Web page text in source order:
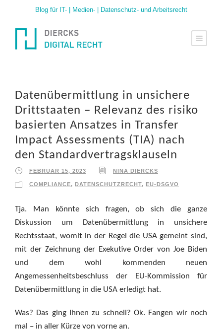
Blog für IT- | Medien- | Datenschutz- und Arbeitsrecht
Datenübermittlung in unsichere
Drittstaaten – Relevanz des risiko
basierten Ansatzes in Transfer
Impact Assessments (TIA) nach
den Standardvertragsklauseln
FEBRUAR 15, 2023 NINA DIERCKS
COMPLIANCE, DATENSCHUTZRECHT, EU-DSGVO
Tja. Man könnte sich fragen, ob sich die ganze
Diskussion um Datenübermittlung in unsichere
Rechtsstaat, womit in der Regel die USA gemeint sind,
mit der Zeichnung der Exekutive Order von Joe Biden
und dem wohl kommenden neuen
Angemessenheitsbeschluss der EU-Kommission für
Datenübermittlung in die USA erledigt hat.
Was? Das ging Ihnen zu schnell? Ok. Fangen wir noch
mal – in aller Kürze von vorne an.